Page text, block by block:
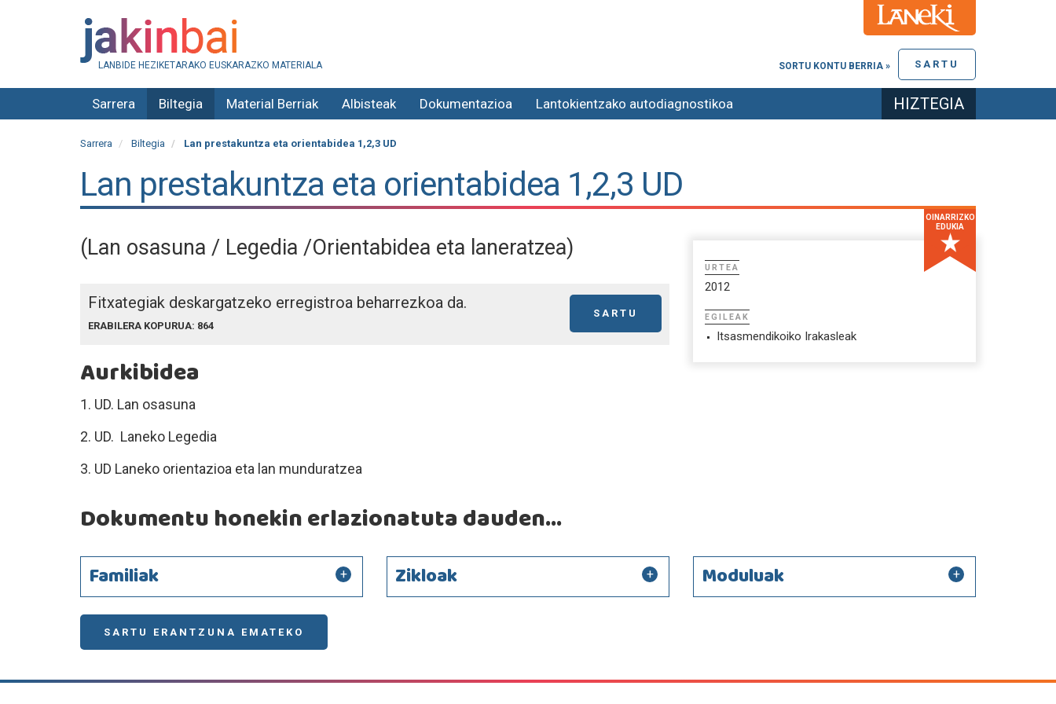
LANBIDE HEZIKETARAKO EUSKARAZKO MATERIALA SARTU
SORTU KONTU BERRIA »
Sarrera Biltegia Material Berriak Albisteak Dokumentazioa Lantokientzako autodiagnostikoa HIZTEGIA
Sarrera Biltegia Lan prestakuntza eta orientabidea 1,2,3 UD
Lan prestakuntza eta orientabidea 1,2,3 UD
(Lan osasuna / Legedia /Orientabidea eta laneratzea)
Fitxategiak deskargatzeko erregistroa beharrezkoa da.
SARTU
ERABILERA KOPURUA: 864
Aurkibidea
1. UD. Lan osasuna
2. UD. Laneko Legedia
3. UD Laneko orientazioa eta lan munduratzea
OINARRIZKO
EDUKIA
URTEA
2012
EGILEAK
Itsasmendikoiko Irakasleak
Dokumentu honekin erlazionatuta dauden...
Familiak Zikloak Moduluak
SARTU ERANTZUNA EMATEKO